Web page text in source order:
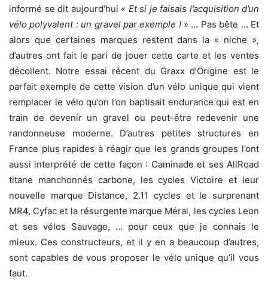
informé se dit aujourd’hui « Et si je faisais l’acquisition d’un
vélo polyvalent : un gravel par exemple !» … Pas bête … Et
alors que certaines marques restent dans la « niche »,
d’autres ont fait le pari de jouer cette carte et les ventes
décollent. Notre essai récent du Graxx d’Origine est le
parfait exemple de cette vision d’un vélo unique qui vient
remplacer le vélo qu’on l’on baptisait endurance qui est en
train de devenir un gravel ou peut-être redevenir une
randonneuse moderne. D’autres petites structures en
France plus rapides à réagir que les grands groupes l’ont
aussi interprété de cette façon : Caminade et ses AllRoad
titane manchonnés carbone, les cycles Victoire et leur
nouvelle marque Distance, 2.11 cycles et le surprenant
MR4, Cyfac et la résurgente marque Méral, les cycles Leon
et ses vélos Sauvage, … pour ceux que je connais le
mieux. Ces constructeurs, et il y en a beaucoup d’autres,
sont capables de vous proposer le vélo unique qu’il vous
faut.